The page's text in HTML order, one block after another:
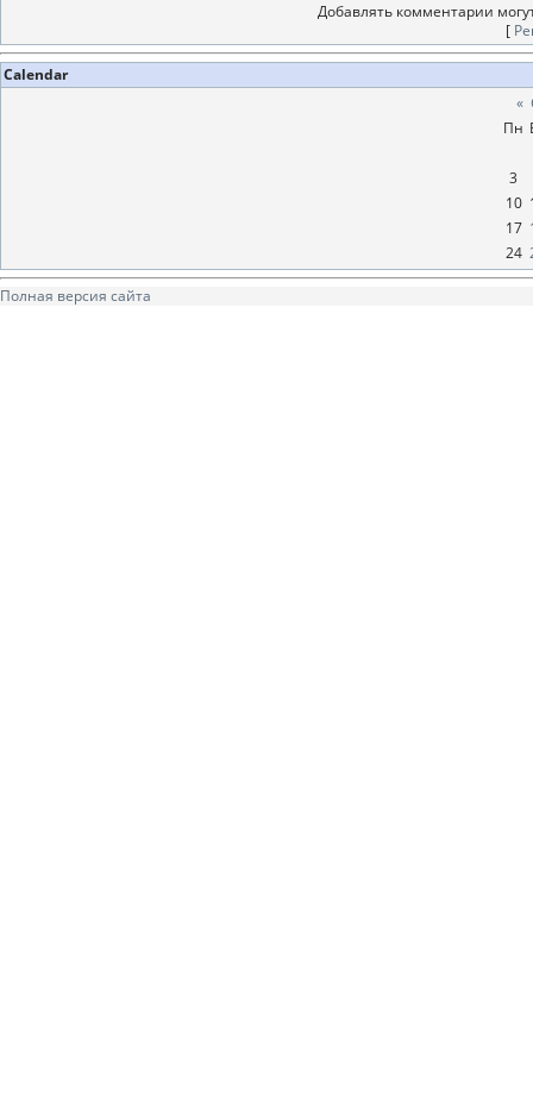
Добавлять комментарии
[
Calendar
«
Пн
3
10
17
24
Полная версия сайта